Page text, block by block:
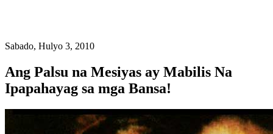
Sabado, Hulyo 3, 2010
Ang Palsu na Mesiyas ay Mabilis Na
Ipapahayag sa mga Bansa!